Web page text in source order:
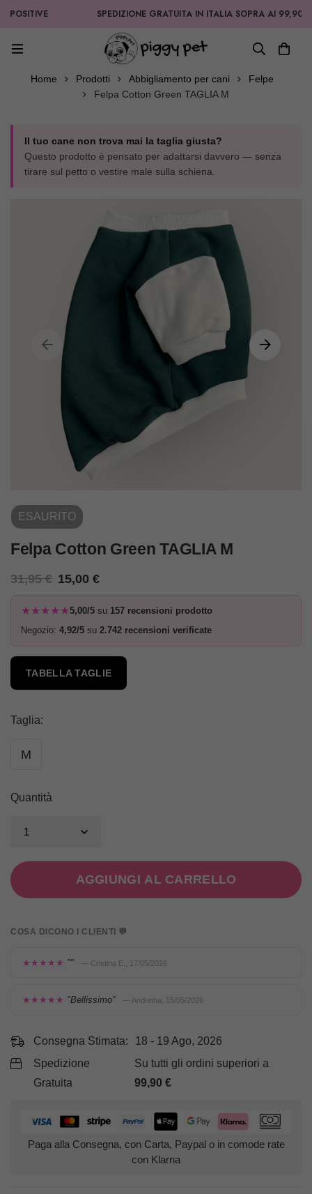
SPEDIZIONE GRATUITA IN ITALIA SOPRA AI 99,90€
Home Prodotti Abbigliamento per cani
Felpe
Felpa Cotton Green TAGLIA M
Il tuo cane non trova mai la taglia giusta?
Questo prodotto è pensato per adattarsi davvero — senza
tirare sul petto o vestire male sulla schiena.
ESAURITO
Felpa Cotton Green TAGLIA M
31,95€ 15,00 €
★★★★★5,00/5 su 157 recensioni prodotto
Negozio: 4,92/5 su 2.742 recensioni verificate
TABELLA TAGLIE
Taglia:
M
Quantità
AGGIUNGI AL CARRELLO
COSA DICONO I CLIENTI 💬
★★★★★ "" — Cristina E., 17/05/2026
★★★★★ "Bellissimo" — Andreina, 15/05/2026
Consegna Stimata:
18 - 19 Ago, 2026
Spedizione
Gratuita
Su tutti gli ordini superiori a
99,90€
Paga alla Consegna, con Carta, Paypal o in comode rate
con Klarna